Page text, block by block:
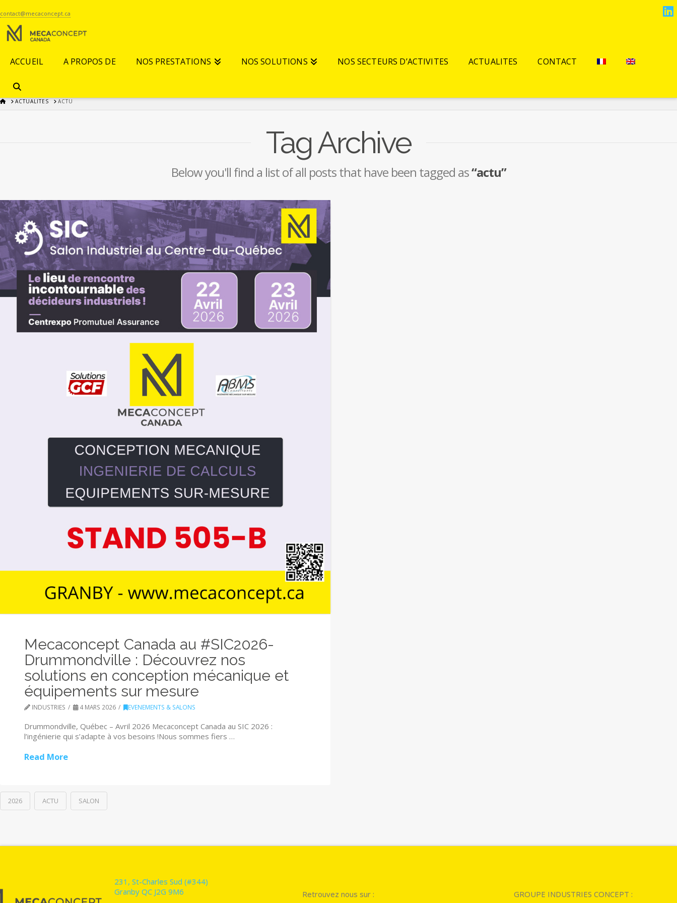
contact@mecaconcept.ca
ACCUEIL A PROPOS DE NOS PRESTATIONS NOS SOLUTIONS NOS SECTEURS D’ACTIVITES ACTUALITES CONTACT
HOMEACTUALITES ACTU
Tag Archive
Below you'll find a list of all posts that have been tagged as“actu”
Mecaconcept Canada au #SIC2026-
Drummondville : Découvrez nos
solutions en conception mécanique et
équipements sur mesure
INDUSTRIES 4 MARS 2026 EVENEMENTS & SALONS
Drummondville, Québec – Avril 2026 Mecaconcept Canada au SIC 2026 :
l’ingénierie qui s’adapte à vos besoins !Nous sommes fiers …
Read More
2026 ACTU SALON
231, St-Charles Sud (#344)
Granby QC J2G 9M6
Retrouvez nous sur : GROUPE INDUSTRIES CONCEPT :